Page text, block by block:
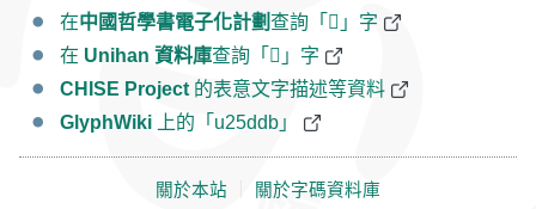
在中國哲學書電子化計劃查詢「𥷛」字
在 Unihan 資料庫查詢「𥷛」字
CHISE Project 的表意文字描述等資料
GlyphWiki 上的「u25ddb」
關於本站 關於字碼資料庫